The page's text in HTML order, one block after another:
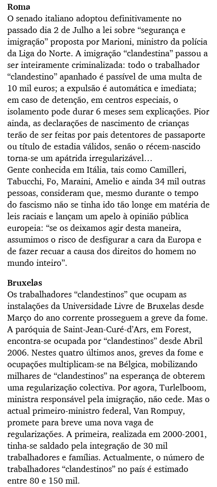
Roma
O senado italiano adoptou definitivamente no
passado dia 2 de Julho a lei sobre “segurança e
imigração” proposta por Marioni, ministro da polícia
da Liga do Norte. A imigração “clandestina” passou a
ser inteiramente criminalizada: todo o trabalhador
“clandestino” apanhado é passível de uma multa de
10 mil euros; a expulsão é automática e imediata;
em caso de detenção, em centros especiais, o
isolamento pode durar 6 meses sem explicações. Pior
ainda, as declarações de nascimento de crianças
terão de ser feitas por pais detentores de passaporte
ou título de estadia válidos, senão o récem-nascido
torna-se um apátrida irregularizável…
Gente conhecida em Itália, tais como Camilleri,
Tabucchi, Fo, Maraini, Amelio e ainda 34 mil outras
pessoas, consideram que, mesmo durante o tempo
do fascismo não se tinha ido tão longe em matéria de
leis raciais e lançam um apelo à opinião pública
europeia: “se os deixamos agir desta maneira,
assumimos o risco de desfigurar a cara da Europa e
de fazer recuar a causa dos direitos do homem no
mundo inteiro”.
Bruxelas
Os trabalhadores “clandestinos” que ocupam as
instalações da Universidade Livre de Bruxelas desde
Março do ano corrente prosseguem a greve da fome.
A paróquia de Saint-Jean-Curé-d’Ars, em Forest,
encontra-se ocupada por “clandestinos” desde Abril
2006. Nestes quatro últimos anos, greves da fome e
ocupações multiplicam-se na Bélgica, mobilizando
milhares de “clandestinos” na esperança de obterem
uma regularização colectiva. Por agora, Turlelboom,
ministra responsável pela imigração, não cede. Mas o
actual primeiro-ministro federal, Van Rompuy,
promete para breve uma nova vaga de
regularizações. A primeira, realizada em 2000-2001,
tinha-se saldado pela integração de 30 mil
trabalhadores e famílias. Actualmente, o número de
trabalhadores “clandestinos” no país é estimado
entre 80 e 150 mil.